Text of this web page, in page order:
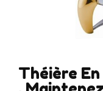
Théière